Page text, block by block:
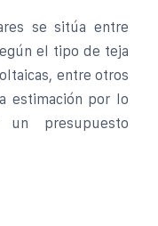
se sitúa entre
el tipo de teja
entre otros
estimación por lo
presupuesto